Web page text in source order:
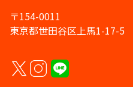
〒154-0011
東京都世田谷区上馬1-17-5